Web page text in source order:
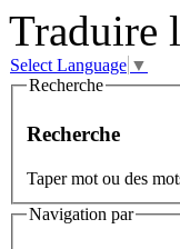
Traduire
Select Language ▼
Recherche
Recherche
Taper mot ou des
Navigation par